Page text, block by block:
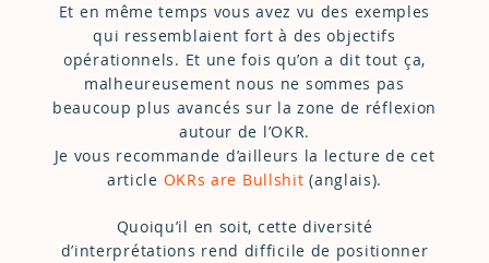
Et en même temps vous avez vu des exemples
qui ressemblaient fort à des objectifs
opérationnels. Et une fois qu’on a dit tout ça,
malheureusement nous ne sommes pas
beaucoup plus avancés sur la zone de réflexion
autour de l’OKR.
Je vous recommande d’ailleurs la lecture de cet
article OKRs are Bullshit (anglais).
Quoiqu’il en soit, cette diversité
d’interprétations rend difficile de positionner